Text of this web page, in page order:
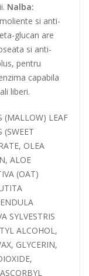
Nalba:
si anti-
glucan are
si anti-
pentru
capabila
liberi.
(MALLOW) LEAF
(SWEET
OLEA
ALOE
(OAT)
SYLVESTRIS
ALCOHOL,
GLYCERIN,